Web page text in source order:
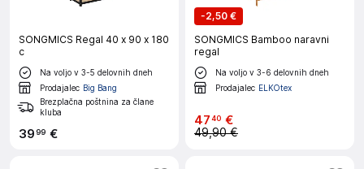
SONGMICS Regal 40 x 90 x 180
c
Na voljo v 3-5 delovnih dneh
Prodajalec Big Bang
Brezplačna poštnina za člane
kluba
3999 €
-2,50 €
SONGMICS Bamboo naravni
regal
Na voljo v 3-6 delovnih dneh
Prodajalec ELKOtex
4740 €
49,90 €